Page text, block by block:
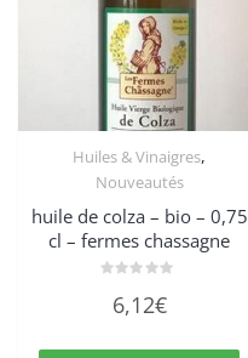
Huiles & Vinaigres,
Nouveautés
huile de colza – bio – 0,75
cl – fermes chassagne
sur
6,12€